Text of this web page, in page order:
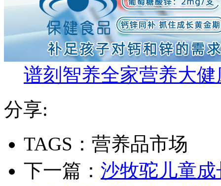
谱刻智养全家营养大
分享:
TAGS：营养品市场
下一篇： 沙牧驼儿童